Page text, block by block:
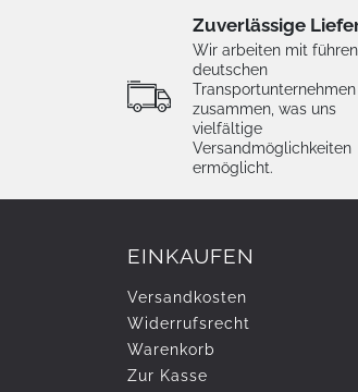
Zuverlässige
Wir arbeiten mit
deutschen
Transportunternehmen
zusammen, was uns
vielfältige
Versandmöglichkeiten
ermöglicht.
EINKAUFEN
Versandkosten
Widerrufs­recht
Warenkorb
Zur Kasse